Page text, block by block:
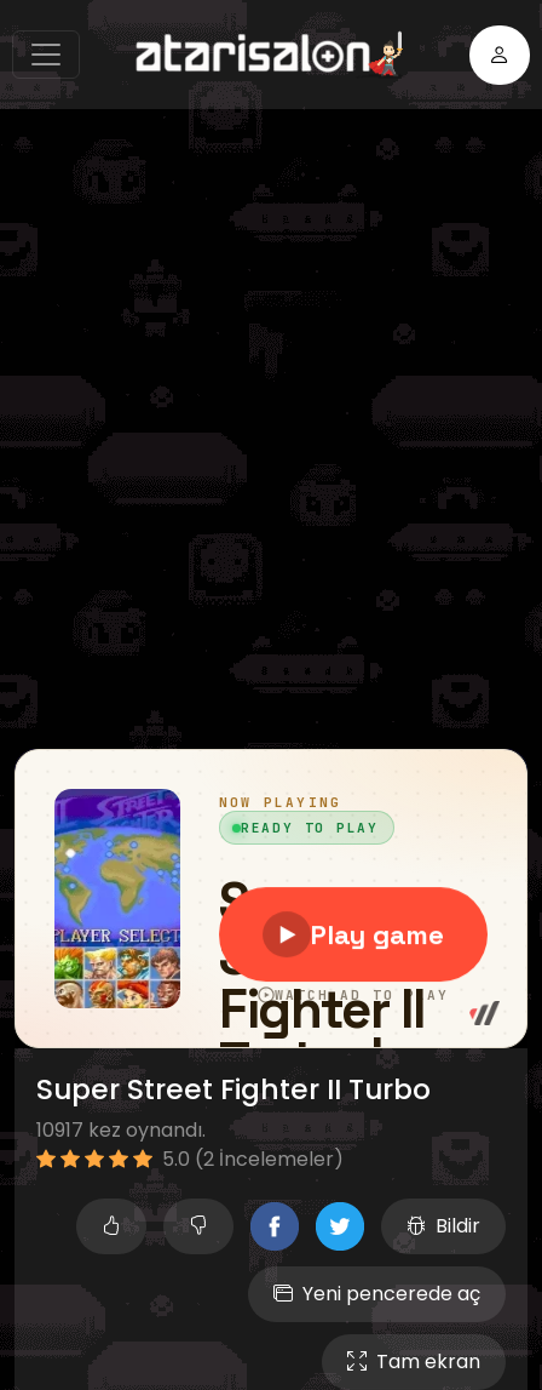
Super Street Fighter II Turbo
10917 kez oynandı.
5.0 (2 İncelemeler)
Bildir
Yeni pencerede aç
Tam ekran